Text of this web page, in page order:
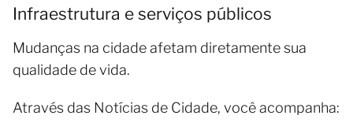
Infraestrutura e serviços públicos
Mudanças na cidade afetam diretamente sua
qualidade de vida.
Através das Notícias de Cidade, você acompanha: